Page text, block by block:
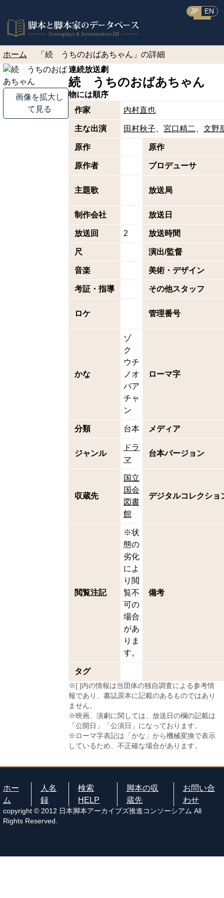
JP EN
ホーム 「続 うちのおばあちゃん」の詳細
画像を拡大し
て見る
連続放送劇
続 うちのおばあちゃん
物には順序
作家
内村直也
主な出演 田村秋子 宮口精二 文野
原作 原作
原作者 プロデューサ
主題歌 放送局
制作会社 放送日
放送回 2 放送時間
尺 演出/監督
音楽 美術・デザイン
考証・指導 その他スタッフ
ロケ 管理番号
かな
ゾ
ク
ウチ
ノオ
バア
チャ
ン
ローマ字
分類 台本 メディア
ジャンル
ドラ
マ
台本バージョン
収蔵先
国立
国会
図書
館
デジタルコレクショ
閲覧注記
※状
態の
劣化
によ
り閲
覧不
可の
場合
があ
りま
す。
備考
タグ
※[ ]内の情報は当団体の独自調査による参考情
報であり、書誌原本に記載のあるものではあり
ません。
※映画、演劇に関しては、放送日の欄の記載は
「公開日」「公演日」になっております。
※ローマ字表記は「かな」から機械変換で表示
しているため、不正確な場合があります。
ホー
ム
人名
録
検索
HELP
脚本の収
蔵先
お問い合
わせ
copyright © 2012 日本脚本アーカイブズ推進コンソーシアム All
Rights Reserved.